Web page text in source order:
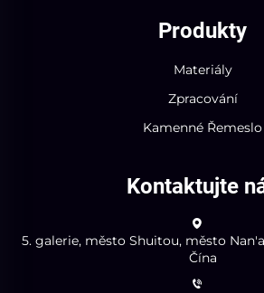
Produkty
Materiály
Zpracování
Kamenné Řemeslo
Kontaktujte
5. galerie, město Shuitou, město
Čína